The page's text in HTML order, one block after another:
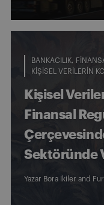
BANKACILIK
KIŞISEL VERILERIN
Kişisel
Finansal
Sektöründe
Yazar Bora İkiler and